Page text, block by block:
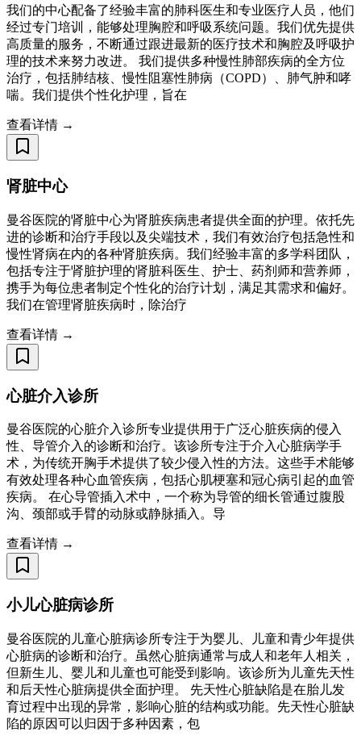
我们的中心配备了经验丰富的肺科医生和专业医疗人员，他们
经过专门培训，能够处理胸腔和呼吸系统问题。我们优先提供
高质量的服务，不断通过跟进最新的医疗技术和胸腔及呼吸护
理的技术来努力改进。 我们提供多种慢性肺部疾病的全方位
治疗，包括肺结核、慢性阻塞性肺病（COPD）、肺气肿和哮
喘。我们提供个性化护理，旨在
查看详情 →
肾脏中心
曼谷医院的肾脏中心为肾脏疾病患者提供全面的护理。依托先
进的诊断和治疗手段以及尖端技术，我们有效治疗包括急性和
慢性肾病在内的各种肾脏疾病。我们经验丰富的多学科团队，
包括专注于肾脏护理的肾脏科医生、护士、药剂师和营养师，
携手为每位患者制定个性化的治疗计划，满足其需求和偏好。
我们在管理肾脏疾病时，除治疗
查看详情 →
心脏介入诊所
曼谷医院的心脏介入诊所专业提供用于广泛心脏疾病的侵入
性、导管介入的诊断和治疗。该诊所专注于介入心脏病学手
术，为传统开胸手术提供了较少侵入性的方法。这些手术能够
有效处理各种心血管疾病，包括心肌梗塞和冠心病引起的血管
疾病。 在心导管插入术中，一个称为导管的细长管通过腹股
沟、颈部或手臂的动脉或静脉插入。导
查看详情 →
小儿心脏病诊所
曼谷医院的儿童心脏病诊所专注于为婴儿、儿童和青少年提供
心脏病的诊断和治疗。虽然心脏病通常与成人和老年人相关，
但新生儿、婴儿和儿童也可能受到影响。该诊所为儿童先天性
和后天性心脏病提供全面护理。 先天性心脏缺陷是在胎儿发
育过程中出现的异常，影响心脏的结构或功能。先天性心脏缺
陷的原因可以归因于多种因素，包